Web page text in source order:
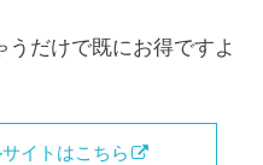
だけで既にお得ですよ
イトはこちら